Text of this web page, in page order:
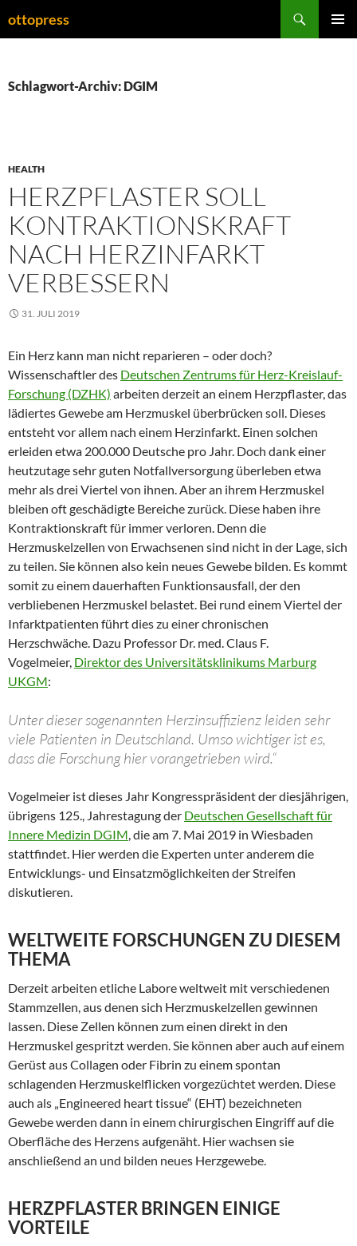
Inhalt
ottopress
Schlagwort-Archiv: DGIM
HEALTH
HERZPFLASTER SOLL
KONTRAKTIONSKRAFT
NACH HERZINFARKT
VERBESSERN
31. JULI 2019
Ein Herz kann man nicht reparieren – oder doch?
Wissenschaftler des Deutschen Zentrums für Herz-Kreislauf-
Forschung (DZHK) arbeiten derzeit an einem Herzpflaster, das
lädiertes Gewebe am Herzmuskel überbrücken soll. Dieses
entsteht vor allem nach einem Herzinfarkt. Einen solchen
erleiden etwa 200.000 Deutsche pro Jahr. Doch dank einer
heutzutage sehr guten Notfallversorgung überleben etwa
mehr als drei Viertel von ihnen. Aber an ihrem Herzmuskel
bleiben oft geschädigte Bereiche zurück. Diese haben ihre
Kontraktionskraft für immer verloren. Denn die
Herzmuskelzellen von Erwachsenen sind nicht in der Lage, sich
zu teilen. Sie können also kein neues Gewebe bilden. Es kommt
somit zu einem dauerhaften Funktionsausfall, der den
verbliebenen Herzmuskel belastet. Bei rund einem Viertel der
Infarktpatienten führt dies zu einer chronischen
Herzschwäche. Dazu Professor Dr. med. Claus F.
Vogelmeier, Direktor des Universitätsklinikums Marburg
UKGM:
Unter dieser sogenannten Herzinsuffizienz leiden sehr
viele Patienten in Deutschland. Umso wichtiger ist es,
dass die Forschung hier vorangetrieben wird.“
Vogelmeier ist dieses Jahr Kongresspräsident der diesjährigen,
übrigens 125., Jahrestagung der Deutschen Gesellschaft für
Innere Medizin DGIM, die am 7. Mai 2019 in Wiesbaden
stattfindet. Hier werden die Experten unter anderem die
Entwicklungs- und Einsatzmöglichkeiten der Streifen
diskutieren.
WELTWEITE FORSCHUNGEN ZU DIESEM
THEMA
Derzeit arbeiten etliche Labore weltweit mit verschiedenen
Stammzellen, aus denen sich Herzmuskelzellen gewinnen
lassen. Diese Zellen können zum einen direkt in den
Herzmuskel gespritzt werden. Sie können aber auch auf einem
Gerüst aus Collagen oder Fibrin zu einem spontan
schlagenden Herzmuskelflicken vorgezüchtet werden. Diese
auch als „Engineered heart tissue“ (EHT) bezeichneten
Gewebe werden dann in einem chirurgischen Eingriff auf die
Oberfläche des Herzens aufgenäht. Hier wachsen sie
anschließend an und bilden neues Herzgewebe.
HERZPFLASTER BRINGEN EINIGE
VORTEILE